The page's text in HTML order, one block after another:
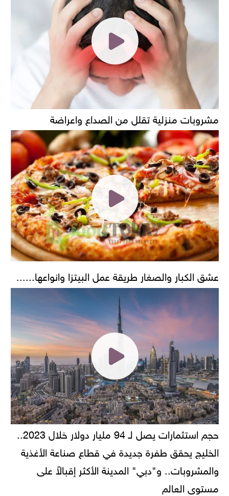
مشروبات منزلية تقلل من الصداع واعراضة
عشق الكبار والصغار طريقة عمل البيتزا وانواعها......
الخليج يحقق طفرة جديدة في قطاع صناعة الأغذية
والمشروبات.. و"دبي" المدينة الأكثر إقبالاً على
مستوى العالم